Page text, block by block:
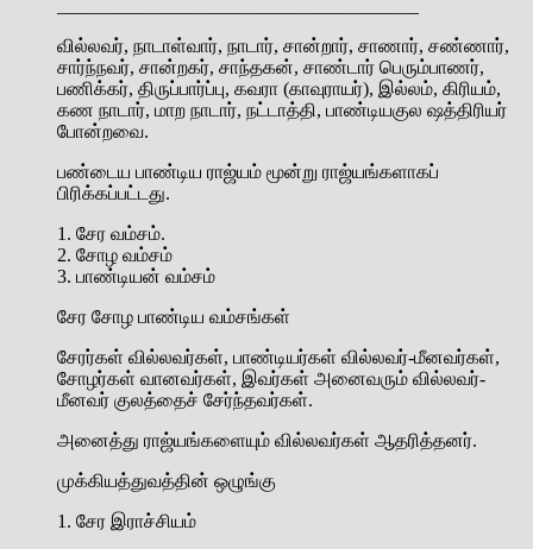
வில்லவர், நாடாள்வார், நாடார், சான்றார், சாணார், சண்ணார்,
சார்ந்நவர், சான்றகர், சாந்தகன், சாண்டார் பெரும்பாணர்,
பணிக்கர், திருப்பார்ப்பு, கவரா (காவுராயர்), இல்லம், கிரியம்,
கண நாடார், மாற நாடார், நட்டாத்தி, பாண்டியகுல ஷத்திரியர்
போன்றவை.
பண்டைய பாண்டிய ராஜ்யம் மூன்று ராஜ்யங்களாகப்
பிரிக்கப்பட்டது.
1. சேர வம்சம்.
2. சோழ வம்சம்
3. பாண்டியன் வம்சம்
சேர சோழ பாண்டிய வம்சங்கள்
சேரர்கள் வில்லவர்கள், பாண்டியர்கள் வில்லவர்-மீனவர்கள்,
சோழர்கள் வானவர்கள், இவர்கள் அனைவரும் வில்லவர்-
மீனவர் குலத்தைச் சேர்ந்தவர்கள்.
அனைத்து ராஜ்யங்களையும் வில்லவர்கள் ஆதரித்தனர்.
முக்கியத்துவத்தின் ஒழுங்கு
1. சேர இராச்சியம்